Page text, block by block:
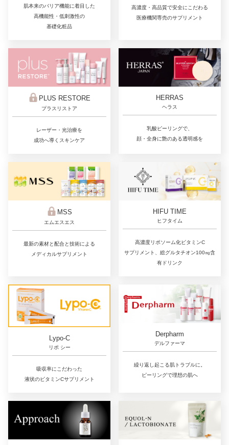
肌本来のバリア機能に着目した
高機能性・低刺激性の
基礎化粧品
高濃度・高品質で安全にこだわる
医療機関専売のサプリメント
PLUS RESTORE
プラスリストア
レーザー・光治療を
成功へ導くスキンケア
HERRAS
ヘラス
乳酸ピーリングで、
顔・全身に艶のある透明感を
MSS
エムエスエス
最新の素材と配合と技術による
メディカルサプリメント
HIFU TIME
ヒフタイム
高濃度リポソーム化ビタミンC
サプリメント、総グルタチオン100㎎含
有ドリンク
Lypo-C
リポ シー
吸収率にこだわった
液状のビタミンCサプリメント
Derpharm
デルファーマ
繰り返し起こる肌トラブルに。
ピーリングで理想の肌へ